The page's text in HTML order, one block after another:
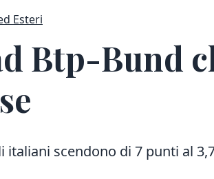
Esteri
Btp-Bund
scendono di 7 punti al